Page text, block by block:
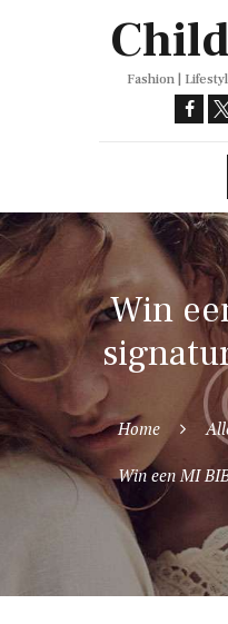
Fashion |
Win
Home
Win een MI